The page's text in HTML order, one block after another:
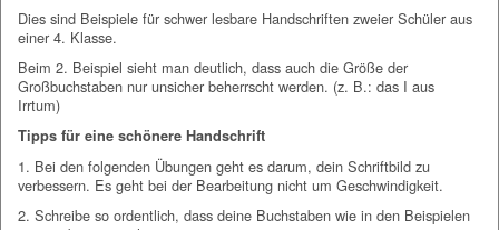
Dies sind Beispiele für schwer lesbare Handschriften zweier Schüler aus
einer 4. Klasse.
Beim 2. Beispiel sieht man deutlich, dass auch die Größe der
Großbuchstaben nur unsicher beherrscht werden. (z. B.: das I aus
Irrtum)
Tipps für eine schönere Handschrift
1. Bei den folgenden Übungen geht es darum, dein Schriftbild zu
verbessern. Es geht bei der Bearbeitung nicht um Geschwindigkeit.
2. Schreibe so ordentlich, dass deine Buchstaben wie in den Beispielen